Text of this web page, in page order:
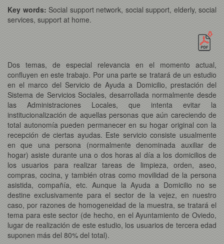
Key words: Social support network, social support, elderly, social
services, support at home.
Dos temas, de especial relevancia en el momento actual,
confluyen en este trabajo. Por una parte se tratará de un estudio
en el marco del Servicio de Ayuda a Domicilio, prestación del
Sistema de Servicios Sociales, desarrollada normalmente desde
las Administraciones Locales, que intenta evitar la
institucionalización de aquellas personas que aún careciendo de
total autonomía pueden permanecer en su hogar original con la
recepción de ciertas ayudas. Este servicio consiste usualmente
en que una persona (normalmente denominada auxiliar de
hogar) asiste durante una o dos horas al día a los domicilios de
los usuarios para realizar tareas de limpieza, orden, aseo,
compras, cocina, y también otras como movilidad de la persona
asistida, compañía, etc. Aunque la Ayuda a Domicilio no se
destine exclusivamente para el sector de la vejez, en nuestro
caso, por razones de homogeneidad de la muestra, se tratará el
tema para este sector (de hecho, en el Ayuntamiento de Oviedo,
lugar de realización de este estudio, los usuarios de tercera edad
suponen más del 80% del total).